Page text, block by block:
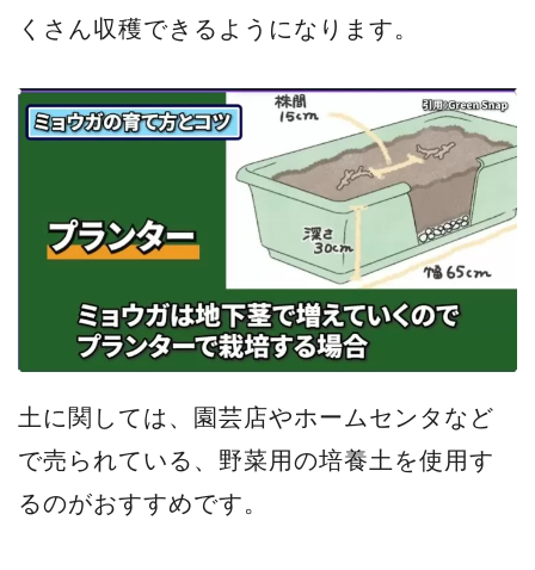
くさん収穫できるようになります。
土に関しては、園芸店やホームセンタなど
で売られている、野菜用の培養土を使用す
るのがおすすめです。